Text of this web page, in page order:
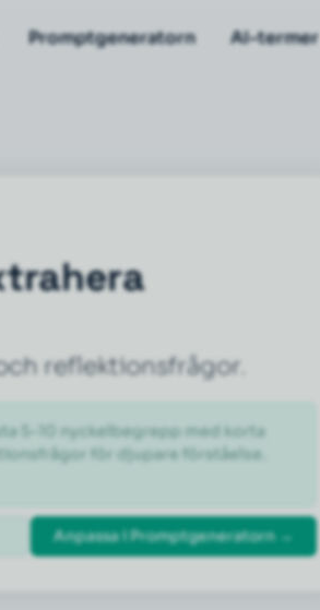
Promptgeneratorn AI-termer
reflektionsfrågor.
5–10 nyckelbegrepp med korta
för djupare förståelse.
Anpassa i Promptgeneratorn →